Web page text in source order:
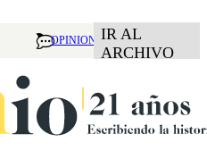
OPINION IR AL
ARCHIVO